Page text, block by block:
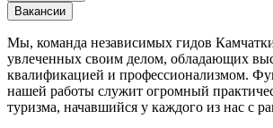
Вакансии
Мы, команда независимых гидов
увлеченных своим делом, обладающих
квалификацией и профессионализмом.
нашей работы служит огромный
туризма, начавшийся у каждого из нас с